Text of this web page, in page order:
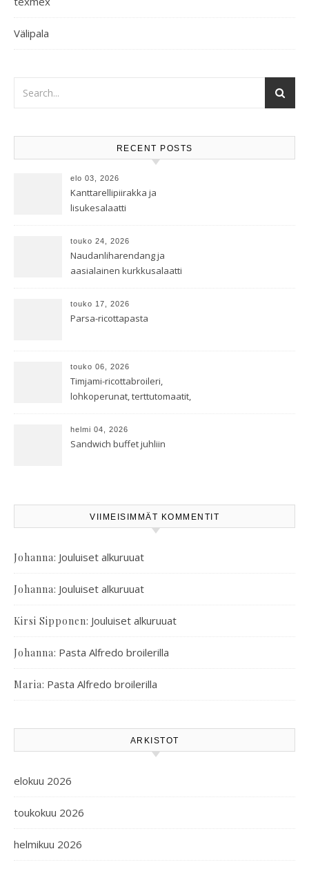
Välipala
RECENT POSTS
elo 03, 2026
Kanttarellipiirakka ja
lisukesalaatti
touko 24, 2026
Naudanliharendang ja
aasialainen kurkkusalaatti
touko 17, 2026
Parsa-ricottapasta
touko 06, 2026
Timjami-ricottabroileri,
lohkoperunat, terttutomaatit,
salaatti
helmi 04, 2026
Sandwich buffet juhliin
VIIMEISIMMÄT KOMMENTIT
Johanna: Jouluiset alkuruuat
Johanna: Jouluiset alkuruuat
Kirsi Sipponen: Jouluiset alkuruuat
Johanna: Pasta Alfredo broilerilla
Maria: Pasta Alfredo broilerilla
ARKISTOT
elokuu 2026
toukokuu 2026
helmikuu 2026